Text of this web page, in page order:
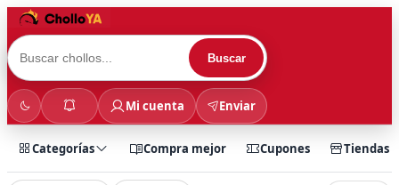
Buscar
Mi cuenta Enviar
Categorías Compra mejor Cupones Tiendas